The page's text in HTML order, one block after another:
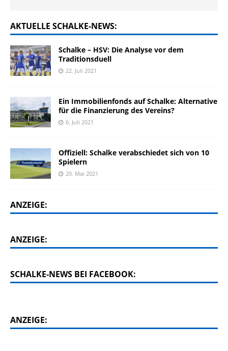
AKTUELLE SCHALKE-NEWS:
Schalke – HSV: Die Analyse vor dem
Traditionsduell
22. Juli 2021
Ein Immobilienfonds auf Schalke: Alternative
für die Finanzierung des Vereins?
6. Juli 2021
Offiziell: Schalke verabschiedet sich von 10
Spielern
20. Mai 2021
ANZEIGE:
ANZEIGE:
SCHALKE-NEWS BEI FACEBOOK:
ANZEIGE: